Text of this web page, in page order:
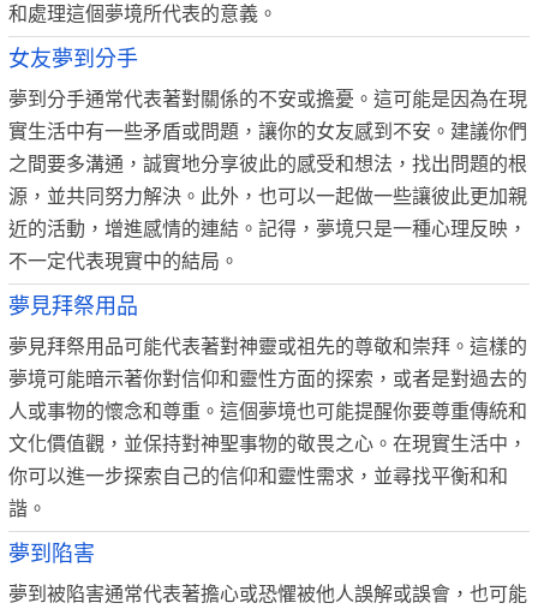
和處理這個夢境所代表的意義。
女友夢到分手
夢到分手通常代表著對關係的不安或擔憂。這可能是因為在現
實生活中有一些矛盾或問題，讓你的女友感到不安。建議你們
之間要多溝通，誠實地分享彼此的感受和想法，找出問題的根
源，並共同努力解決。此外，也可以一起做一些讓彼此更加親
近的活動，增進感情的連結。記得，夢境只是一種心理反映，
不一定代表現實中的結局。
夢見拜祭用品
夢見拜祭用品可能代表著對神靈或祖先的尊敬和崇拜。這樣的
夢境可能暗示著你對信仰和靈性方面的探索，或者是對過去的
人或事物的懷念和尊重。這個夢境也可能提醒你要尊重傳統和
文化價值觀，並保持對神聖事物的敬畏之心。在現實生活中，
你可以進一步探索自己的信仰和靈性需求，並尋找平衡和和
諧。
夢到陷害
夢到被陷害通常代表著擔心或恐懼被他人誤解或誤會，也可能